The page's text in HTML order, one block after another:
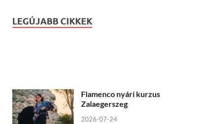
LEGÚJABB CIKKEK
Flamenco nyári kurzus
Zalaegerszeg
2026-07-24